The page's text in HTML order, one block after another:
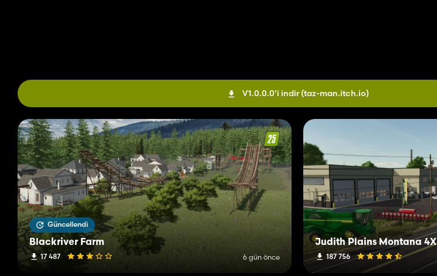
V1.0.0.0'i indir (taz-man.itch.io)
Güncellendi
Blackriver Farm
17 487 6 gün önce
Judith Plains Montana 4X
187 756